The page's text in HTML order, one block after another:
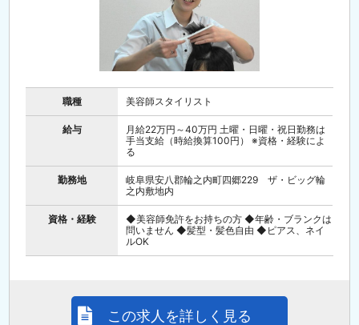
職種 美容師スタイリスト
給与
月給22万円～40万円 土曜・日曜・祝日勤務は
手当支給（時給換算100円） ※資格・経験によ
る
勤務地
岐阜県安八郡輪之内町四郷229 ザ・ビッグ輪
之内敷地内
資格・経験
◆美容師免許をお持ちの方 ◆年齢・ブランクは
問いません ◆髪型・髪色自由 ◆ピアス、ネイ
ルOK
この求人を詳しく見る